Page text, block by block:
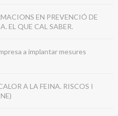
EN PREVENCIÓ DE
EL QUE CAL SABER.
a implantar mesures
A LA FEINA. RISCOS I